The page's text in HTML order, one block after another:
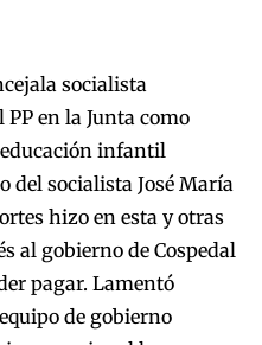
socialista
en la Junta como
infantil
del socialista José María
hizo en esta y otras
al gobierno de Cospedal
pagar. Lamentó
de gobierno